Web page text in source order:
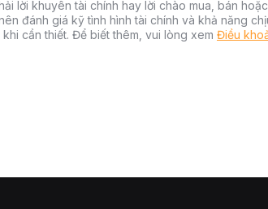
lời khuyên tài chính hay lời chào mua, bán
đánh giá kỹ tình hình tài chính và khả năng
cần thiết. Để biết thêm, vui lòng xem Điều